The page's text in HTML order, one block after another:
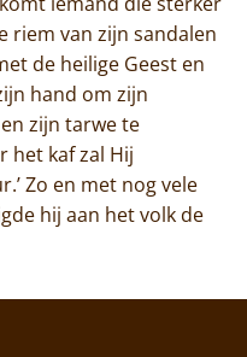
riem van zijn sandalen
de heilige Geest en
hand om zijn
zijn tarwe te
het kaf zal Hij
Zo en met nog vele
hij aan het volk de